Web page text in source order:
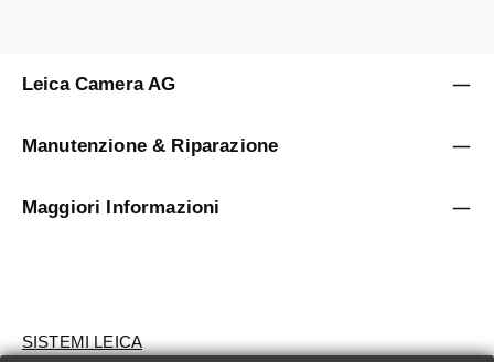
Leica Camera AG
Manutenzione & Riparazione
Maggiori Informazioni
SISTEMI LEICA